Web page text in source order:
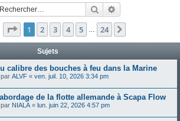
c
Rechercher
Page 1sur24
1 2 3 4 5 24
Sujets
calibre des bouches à feu dans la Marine
ALVF « ven. juil. 10, 2026 3:34 pm
de la flotte allemande à Scapa Flow
NIALA « lun. juin 22, 2026 4:57 pm